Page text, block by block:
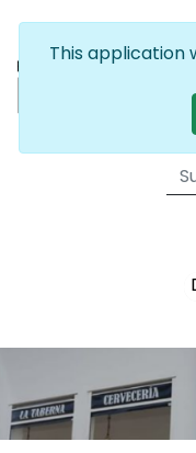
This application